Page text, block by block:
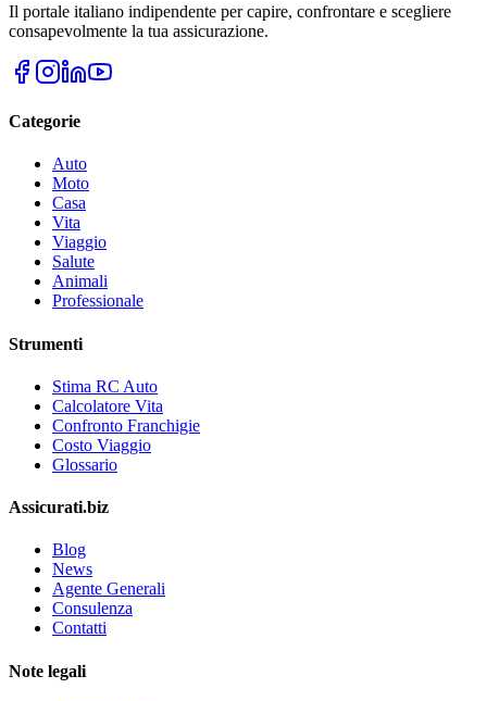
Il portale italiano indipendente per capire, confrontare e scegliere
consapevolmente la tua assicurazione.
Categorie
Auto
Moto
Casa
Vita
Viaggio
Salute
Animali
Professionale
Strumenti
Stima RC Auto
Calcolatore Vita
Confronto Franchigie
Costo Viaggio
Glossario
Assicurati.biz
Blog
News
Agente Generali
Consulenza
Contatti
Note legali